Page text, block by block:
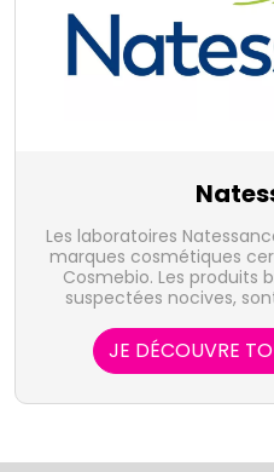
Les laboratoires
marques cosmétiques
Cosmebio. Les produits
suspectées nocives,
et accessibles
JE DÉCOUVRE